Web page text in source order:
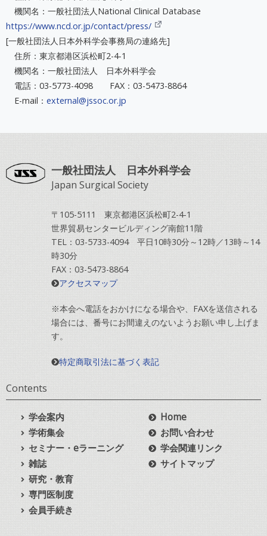
機関名：一般社団法人National Clinical Database
https://www.ncd.or.jp/contact/press/
[一般社団法人日本外科学会事務局の連絡先]
住所：東京都港区浜松町2-4-1
機関名：一般社団法人 日本外科学会
電話：03-5773-4098 FAX：03-5473-8864
E-mail： external@jssoc.or.jp
一般社団法人 日本外科学会
Japan Surgical Society
〒105-5111 東京都港区浜松町2-4-1
世界貿易センタービルディング南館11階
TEL：03-5733-4094 平日10時30分～12時／13時～14
時30分
FAX：03-5473-8864
アクセスマップ
※本会へ電話をおかけになる場合や、FAXを送信される
場合には、番号にお間違えのないようお願い申し上げま
す。
特定商取引法に基づく表記
Contents
学会案内
学術集会
セミナー・eラーニング
雑誌
研究・教育
専門医制度
会員手続き
Home
お問い合わせ
学会関連リンク
サイトマップ